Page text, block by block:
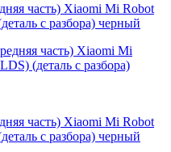
часть) Xiaomi Mi Robot
с разбора) черный
часть) Xiaomi Mi Robot
с разбора) черный